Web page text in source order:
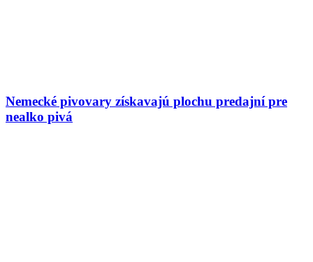
Nemecké pivovary získavajú plochu predajní pre
nealko pivá